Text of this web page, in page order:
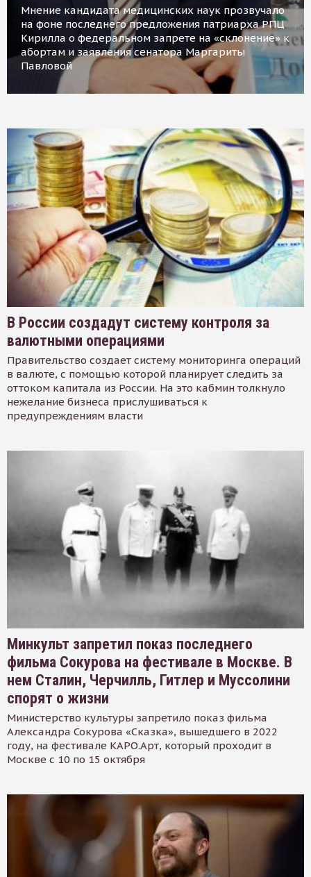
Мнение кандидата медицинских наук прозвучало
на фоне последнего предложения патриарха РПЦ
Кирилла о федеральном запрете на «склонение» к
абортам и заявления сенатора Маргариты
Павловой
В России создадут систему контроля за
валютными операциями
Правительство создает систему мониторинга операций
в валюте, с помощью которой планирует следить за
оттоком капитала из России. На это кабмин толкнуло
нежелание бизнеса прислушиваться к
предупреждениям власти
Минкульт запретил показ последнего
фильма Сокурова на фестивале в Москве. В
нем Сталин, Черчилль, Гитлер и Муссолини
спорят о жизни
Министерство культуры запретило показ фильма
Александра Сокурова «Сказка», вышедшего в 2022
году, на фестивале КАРО.Арт, который проходит в
Москве с 10 по 15 октября